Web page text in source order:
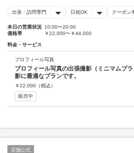
出張・訪問専門 日祝OK クーポン
本日の営業状況 10:00〜20:00
価格帯
￥22,000〜￥44,000
料金・サービス
プロフィール写真
プロフィール写真の出張撮影（ミニマムプ
影に最適なプランです。
￥22,000 （税込）
販売中
店舗公式